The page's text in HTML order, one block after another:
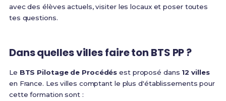
avec des élèves actuels, visiter les locaux et poser toutes
tes questions.
Dans quelles villes faire ton BTS PP ?
Le BTS Pilotage de Procédés est proposé dans 12 villes
en France. Les villes comptant le plus d'établissements pour
cette formation sont :